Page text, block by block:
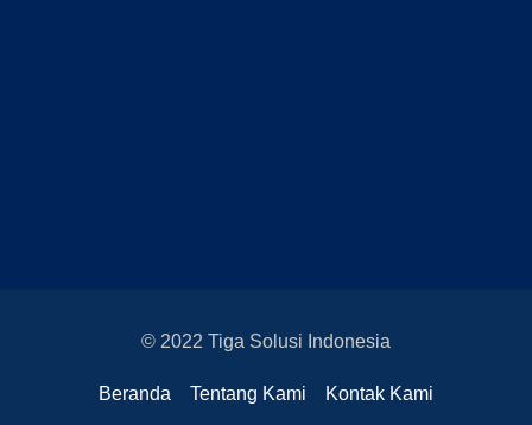
© 2022 Tiga Solusi Indonesia
Beranda Tentang Kami Kontak Kami